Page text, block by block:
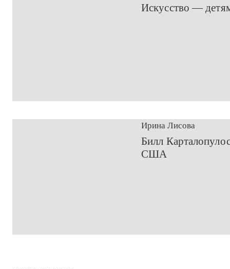
​Искусство —
Ирина Лисова
​Билл
США